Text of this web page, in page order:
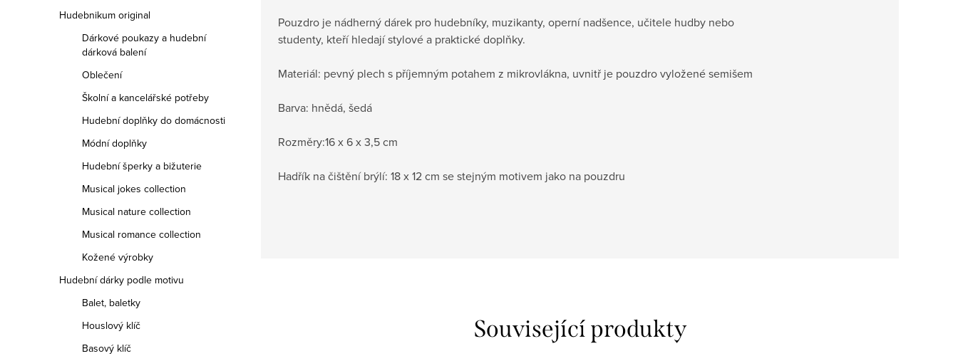
Hudebnikum original
Dárkové poukazy a hudební
dárková balení
Oblečení
Školní a kancelářské potřeby
Hudební doplňky do domácnosti
Módní doplňky
Hudební šperky a bižuterie
Musical jokes collection
Musical nature collection
Musical romance collection
Kožené výrobky
Hudební dárky podle motivu
Balet, baletky
Houslový klíč
Basový klíč
Pouzdro je nádherný dárek pro hudebníky, muzikanty, operní nadšence, učitele hudby nebo
studenty, kteří hledají stylové a praktické doplňky.
Materiál: pevný plech s příjemným potahem z mikrovlákna, uvnitř je pouzdro vyložené semišem
Barva: hnědá, šedá
Rozměry:16 x 6 x 3,5 cm
Hadřík na čištění brýlí: 18 x 12 cm se stejným motivem jako na pouzdru
Související produkty